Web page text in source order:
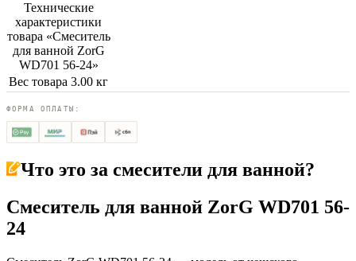
Технические
характеристики
товара «Смеситель
для ванной ZorG
WD701 56-24»
Вес товара 3.00 кг
ФОРМА ОПЛАТЫ:
Что это за смесители для ванной?
Смеситель для ванной ZorG WD701 56-
24